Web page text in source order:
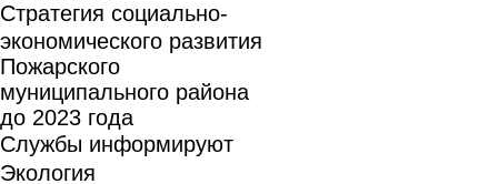
Стратегия социально-
экономического развития
Пожарского
муниципального района
до 2023 года
Службы информируют
Экология